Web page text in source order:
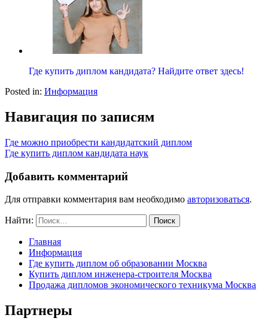
Где купить диплом кандидата? Найдите ответ здесь!
Posted in: Информация
Навигация по записям
Где можно приобрести кандидатский диплом
Где купить диплом кандидата наук
Добавить комментарий
Для отправки комментария вам необходимо авторизоваться.
Найти:
Главная
Информация
Где купить диплом об образовании Москва
Купить диплом инженера-строителя Москва
Продажа дипломов экономического техникума Москва
Партнеры